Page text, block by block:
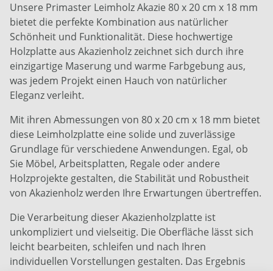
Unsere Primaster Leimholz Akazie 80 x 20 cm x 18 mm
bietet die perfekte Kombination aus natürlicher
Schönheit und Funktionalität. Diese hochwertige
Holzplatte aus Akazienholz zeichnet sich durch ihre
einzigartige Maserung und warme Farbgebung aus,
was jedem Projekt einen Hauch von natürlicher
Eleganz verleiht.
Mit ihren Abmessungen von 80 x 20 cm x 18 mm bietet
diese Leimholzplatte eine solide und zuverlässige
Grundlage für verschiedene Anwendungen. Egal, ob
Sie Möbel, Arbeitsplatten, Regale oder andere
Holzprojekte gestalten, die Stabilität und Robustheit
von Akazienholz werden Ihre Erwartungen übertreffen.
Die Verarbeitung dieser Akazienholzplatte ist
unkompliziert und vielseitig. Die Oberfläche lässt sich
leicht bearbeiten, schleifen und nach Ihren
individuellen Vorstellungen gestalten. Das Ergebnis